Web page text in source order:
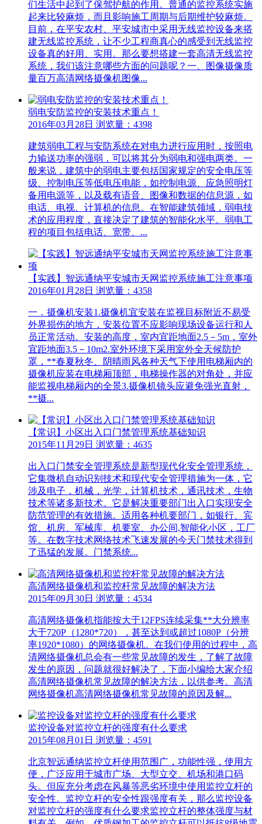
们生活中起到了保驾护航的作用。普通的监控系统实施
起来比较麻烦，而且影响施工周期与后期维护较麻烦。
目前，在平安农村、平安城市中采用无线监控设备来搭
建无线监控系统，让不少工程商真心的感受到无线监控
设备真的好用、实用。那么要想搭建一套高清无线监控
系统，我们该注意哪些方面的问题呢？一、图像摄像质
量百万高清网络摄像机图像...
弱电安防监控的安装技术重点！
2016年03月28日 浏览量：4398
建筑弱电工程与安防系统在对电力进行应用时，按照电
力输送功率的强弱，可以将其分为弱电和强电两类。一
般来说，建筑中的弱电主要包括国家规定的安全电压等
级、控制电压等低电压电能，如控制电源、应急照明灯
备用电源等，以及载有语音、图像和数据的信息源，如
电话、电视、计算机的信息。在智能建筑领域，弱电技
术的应用程度，直接决定了建筑的智能化水平。弱电工
程的项目包括电话、宽带、...
【实践】智远通纳平安城市天网监控系统施工注意事项
2016年01月28日 浏览量：4358
一．摄像机安装1.摄像机宜安装在监视目标附近不易受
外界损伤的地方，安装位置不应影响现场设备运行和人
员正常活动。安装的高度，室内宜距地面2.5－5m，室外
宜距地面3.5－10m2.室外环境下采用室外全天候防护
罩，**春夏秋冬、阴晴雨风各种天气下使用电梯厢内的
摄像机应装在电梯厢顶部，电梯操作器的对角处，并应
能监视电梯厢内的全景3.摄像机镜头应避免强光直射，
**摄...
【常识】小区出入口门禁管理系统基础知识
2015年11月29日 浏览量：4635
出入口门禁安全管理系统是新型现代化安全管理系统，
它集微机自动识别技术和现代安全管理措施为一体，它
涉及电子，机械，光学，计算机技术，通讯技术，生物
技术等诸多新技术。它是解决重要部门出入口实现安全
防范管理的有效措施。适用各种机要部门，如银行、宾
馆、机房、军械库、机要室、办公间,智能化小区，工厂
等。在数字技术网络技术飞速发展的今天门禁技术得到
了迅猛的发展。门禁系统...
高清网络摄像机和监控杆常见故障的解决方法
2015年09月30日 浏览量：4534
高清网络摄像机指能按大于12FPS连续采集**大分辨率
大于720P（1280*720），甚至达到或超过1080P（分辨
率1920*1080）的网络摄像机。在我们使用的过程中，高
清网络摄像机总会有一些常见故障的发生，了解了故障
发生的原因，问题就很好解决了，下面小编给大家介绍
高清网络摄像机常见故障的解决方法，以供参考。高清
网络摄像机高清网络摄像机常见故障的原因及解...
监控设备对监控立杆的强度有什么要求
2015年08月01日 浏览量：4591
北京智远通纳监控立杆使用范围广，功能性强，使用方
便，广泛应用于城市广场、大型立交、机场和港口码
头。但应充分考虑在风暴等恶劣环境中使用监控立杆的
安全性。监控立杆的安全性跟强度有关，那么监控设备
对监控立杆的强度有什么要求监控立杆的整体强度与材